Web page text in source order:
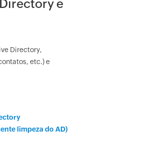
e
Directory,
etc.) e
limpeza do AD)